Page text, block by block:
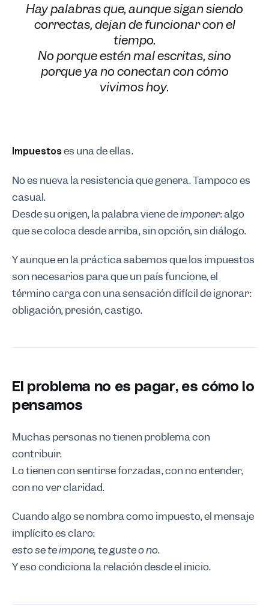
Hay palabras que, aunque sigan siendo
correctas, dejan de funcionar con el
tiempo.
No porque estén mal escritas, sino
porque ya no conectan con cómo
vivimos hoy.
Impuestos es una de ellas.
No es nueva la resistencia que genera. Tampoco es
casual.
Desde su origen, la palabra viene deimponer: algo
que se coloca desde arriba, sin opción, sin diálogo.
Y aunque en la práctica sabemos que los impuestos
son necesarios para que un país funcione, el
término carga con una sensación difícil de ignorar:
obligación, presión, castigo.
El problema no es pagar, es cómo lo
pensamos
Muchas personas no tienen problema con
contribuir.
Lo tienen con sentirse forzadas, con no entender,
con no ver claridad.
Cuando algo se nombra como impuesto, el mensaje
implícito es claro:
esto se te impone, te guste o no.
Y eso condiciona la relación desde el inicio.